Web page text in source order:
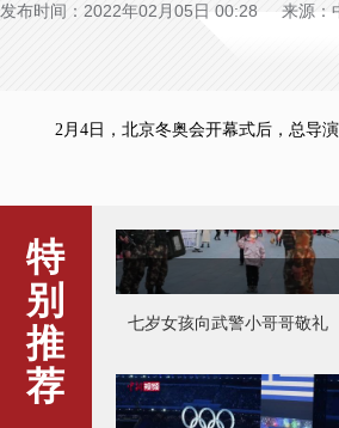
发布时间：2022年02月05日 00:28 来源：
2月4日，北京冬奥会开幕式后，总导演
特
别
推
荐
七岁女孩向武警小哥哥敬礼